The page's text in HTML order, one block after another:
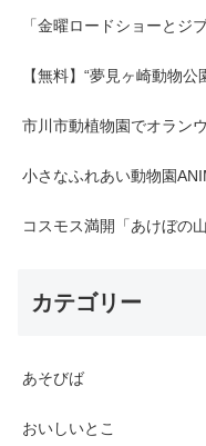
「金曜ロードショーとジ
【無料】“夢見ヶ崎動物
市川市動植物園でオラン
小さなふれあい動物園
コスモス満開「あけぼの
カテゴリー
あそびば
おいしいとこ